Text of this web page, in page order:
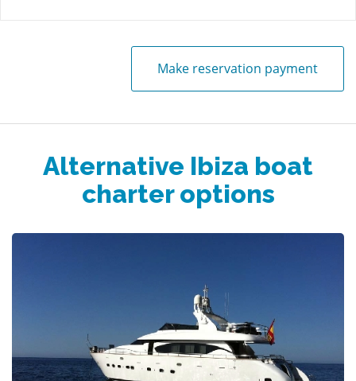
Make reservation payment
Alternative Ibiza boat
charter options